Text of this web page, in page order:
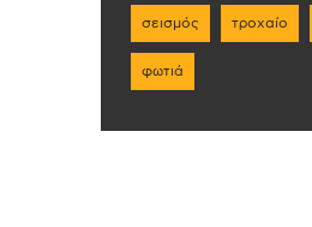
σεισμός τροχαίο
φωτιά